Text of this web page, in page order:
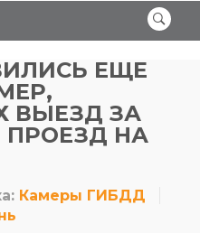
ЕЩЕ
ВЫЕЗД ЗА
НА
Камеры ГИБДД